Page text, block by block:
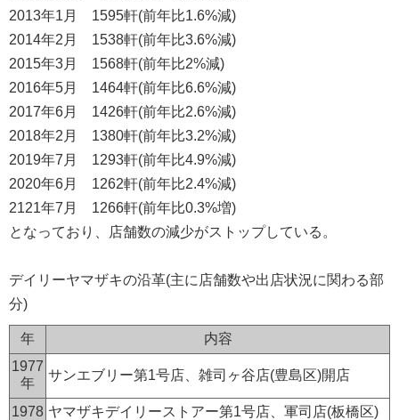
2013年1月 1595軒(前年比1.6%減)
2014年2月 1538軒(前年比3.6%減)
2015年3月 1568軒(前年比2%減)
2016年5月 1464軒(前年比6.6%減)
2017年6月 1426軒(前年比2.6%減)
2018年2月 1380軒(前年比3.2%減)
2019年7月 1293軒(前年比4.9%減)
2020年6月 1262軒(前年比2.4%減)
2121年7月 1266軒(前年比0.3%増)
となっており、店舗数の減少がストップしている。
デイリーヤマザキの沿革(主に店舗数や出店状況に関わる部
分)
年
内容
1977
年
サンエブリー第1号店、雑司ヶ谷店(豊島区)開店
1978 ヤマザキデイリーストアー第1号店、軍司店(板橋区)